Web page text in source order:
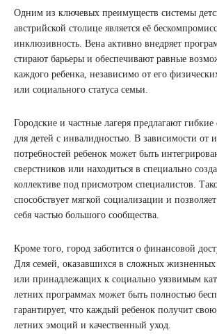
Одним из ключевых преимуществ системы
австрийской столице является её
инклюзивность. Вена активно внедряет
стирают барьеры и обеспечивают равные
каждого ребенка, независимо от его
или социального статуса семьи.
Городские и частные лагеря предлагают
для детей с инвалидностью. В зависимости от
потребностей ребенок может быть
сверстников или находиться в специально
коллективе под присмотром специалистов.
способствует мягкой социализации и
себя частью большого сообщества.
Кроме того, город заботится о финансовой
Для семей, оказавшихся в сложных жизненных
или принадлежащих к социально уязвимым
летних программах может быть полностью
гарантирует, что каждый ребенок получит
летних эмоций и качественный уход.